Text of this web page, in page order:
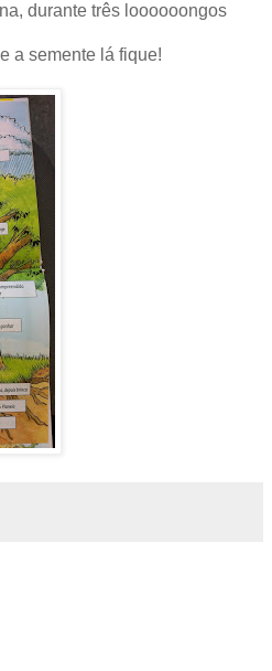
durante três loooooongos
a semente lá fique!